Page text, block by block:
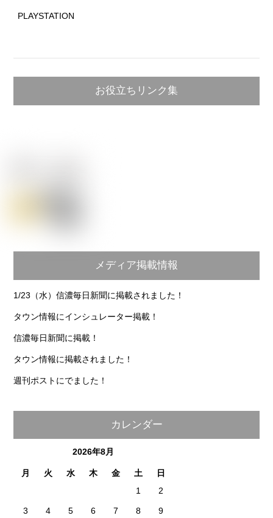
PLAYSTATION
お役立ちリンク集
メディア掲載情報
1/23（水）信濃毎日新聞に掲載されました！
タウン情報にインシュレーター掲載！
信濃毎日新聞に掲載！
タウン情報に掲載されました！
週刊ポストにでました！
カレンダー
2026年8月
月 火 水 木 金 土
日
1
2
3 4 5 6 7 8 9